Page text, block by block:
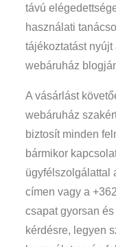
távú
használati
tájékoztatást
webáruház
A vásárlást
webáruház
biztosít minden
bármikor
ügyfélszolgálattal
címen vagy a
csapat gyorsan
kérdésre, legyen